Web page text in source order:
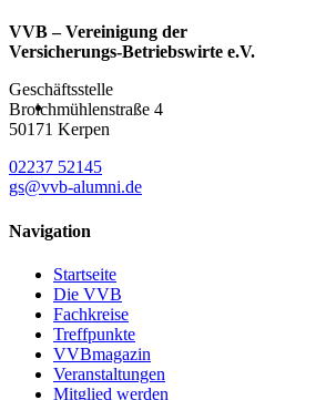
VVB – Vereinigung der
Versicherungs-Betriebswirte e.V.
Geschäftsstelle
Broichmühlenstraße 4
50171 Kerpen
02237 52145
gs@vvb-alumni.de
Navigation
Startseite
Die VVB
Fachkreise
Treffpunkte
VVBmagazin
Veranstaltungen
Mitglied werden